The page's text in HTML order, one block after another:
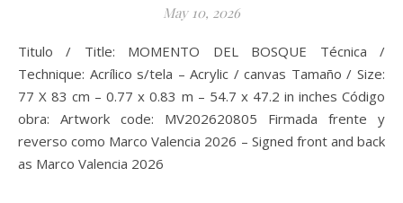
May 10, 2026
Titulo / Title: MOMENTO DEL BOSQUE Técnica /
Technique: Acrílico s/tela – Acrylic / canvas Tamaño / Size:
77 X 83 cm – 0.77 x 0.83 m – 54.7 x 47.2 in inches Código
obra: Artwork code: MV202620805 Firmada frente y
reverso como Marco Valencia 2026 – Signed front and back
as Marco Valencia 2026